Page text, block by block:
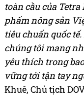
toàn cầu của
phẩm nông sản
tiêu chuẩn quốc
chúng tôi mang
yêu thích trong
vững tới tận tay
Khuê, Chủ tịch